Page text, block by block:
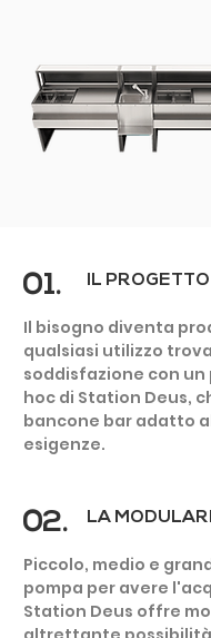
BAITE
E RIFUGI
01. IL
Il bisogno diventa
qualsiasi utilizzo trova
soddisfazione con
hoc di Station Deus,
bancone bar adatto
esigenze.
02. LA
Piccolo, medio e
pompa per avere
Station Deus offre